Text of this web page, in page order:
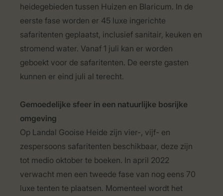
heidegebieden tussen Huizen en Blaricum. In de
eerste fase worden er 45 luxe ingerichte
safaritenten geplaatst, inclusief sanitair, keuken en
stromend water. Vanaf 1 juli kan er worden
geboekt voor de safaritenten. De eerste gasten
kunnen er eind juli al terecht.
Gemoedelijke sfeer in een natuurlijke bosrijke
omgeving
Op Landal Gooise Heide zijn vier-, vijf- en
zespersoons safaritenten beschikbaar, deze zijn
tot medio oktober te boeken. In april 2022
verwacht men een tweede fase van nog eens 70
luxe tenten te plaatsen. Momenteel wordt het